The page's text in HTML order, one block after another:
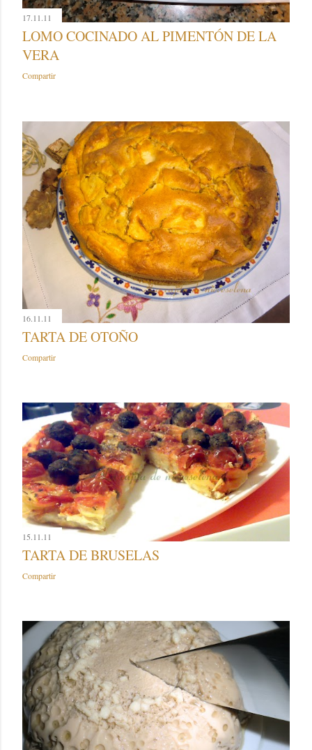
17.11.11
LOMO COCINADO AL PIMENTÓN DE LA
VERA
Compartir
16.11.11
TARTA DE OTOÑO
Compartir
15.11.11
TARTA DE BRUSELAS
Compartir